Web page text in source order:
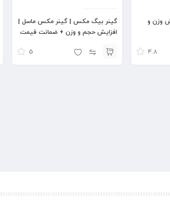
وزن و
4.8
گینر بیگ مکس | گینر مکس ماسل |
افزایش حجم و وزن + ضمانت قیمت
5